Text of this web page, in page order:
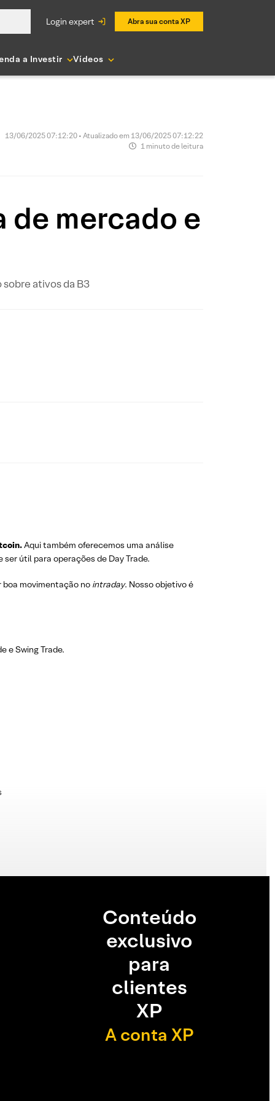
login expert Abra sua conta XP
a Investir Vídeos
13/06/2025 07:12:20 • Atualizado em 13/06/2025 07:12:22
1 minuto de leitura
de mercado e
ativos da B3
Aqui também oferecemos uma análise
útil para operações de Day Trade.
movimentação no intraday. Nosso objetivo é
e Swing Trade.
Conteúdo
exclusivo
para
clientes
XP
A conta XP